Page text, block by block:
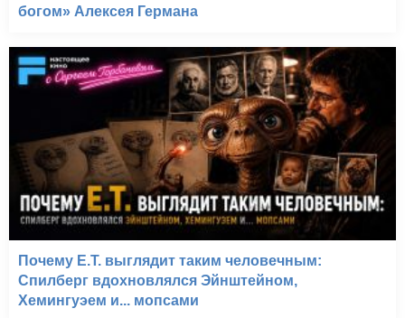
богом» Алексея Германа
Почему E.T. выглядит таким человечным:
Спилберг вдохновлялся Эйнштейном,
Хемингуэем и... мопсами